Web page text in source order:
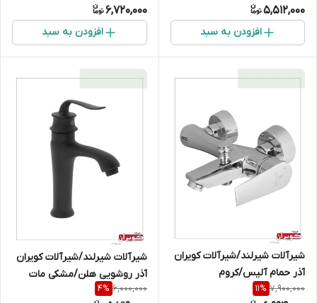
5,512,000
افزودن به سبد
6,720,000
افزودن به سبد
شیرآلات شیرلند/شیرآلات کویران
آذر حمام آلیس/کروم
7,900,000
11%
شیرآلات شیرلند/شیرآلات کویران
آذر روشویی هلن/مشکی مات
6,000,000
4%